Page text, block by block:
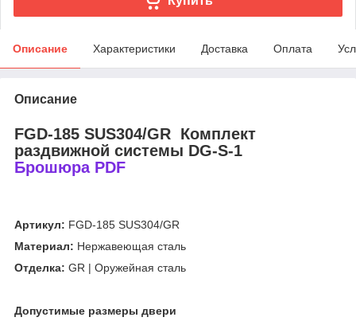
Описание Характеристики Доставка Оплата
Описание
FGD-185 SUS304/GR Комплект
раздвижной системы DG-S-1
Брошюра PDF
Артикул: FGD-185 SUS304/GR
Материал: Нержавеющая сталь
Отделка: GR | Оружейная сталь
Допустимые размеры двери